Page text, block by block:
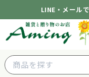
LINE・メール